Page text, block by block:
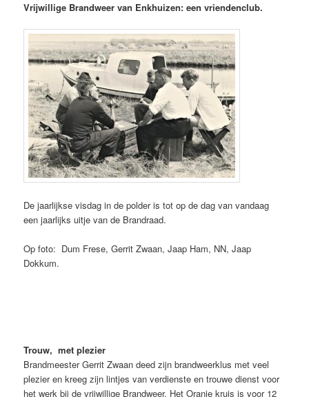
Vrijwillige Brandweer van Enkhuizen: een vriendenclub.
De jaarlijkse visdag in de polder is tot op de dag van vandaag
een jaarlijks uitje van de Brandraad.
Op foto: Dum Frese, Gerrit Zwaan, Jaap Ham, NN, Jaap
Dokkum.
Trouw, met plezier
Brandmeester Gerrit Zwaan deed zijn brandweerklus met veel
plezier en kreeg zijn lintjes van verdienste en trouwe dienst voor
het werk bij de vrijwillige Brandweer. Het Oranje kruis is voor 12